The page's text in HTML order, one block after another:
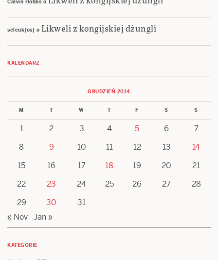
Calvin Hobbs o
seleuk|os| o Likweli z kongijskiej dżungli
KALENDARZ
GRUDZIEŃ 2014
M T W T F S S
1 2 3 4 5 6
7
8
9 10 11 12 13
14
15
16 17 18 19 20
21
22
23 24 25 26 27
28
29
30
31
« Nov Jan »
KATEGORIE